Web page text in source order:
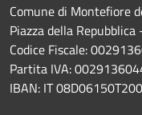
Comune di Montefiore
Piazza della
Codice Fiscale:
Partita IVA:
IBAN: IT